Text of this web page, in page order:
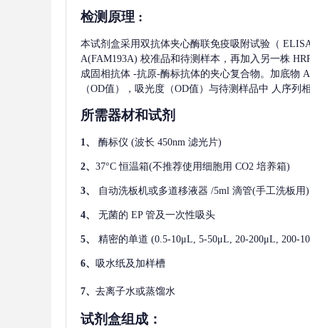
检测原理 :
本试剂盒采用双抗体夹心酶联免疫吸附试验（
A(FAM193A) 校准品和待测样本，再加入另一株
成固相抗体 -抗原-酶标抗体的夹心复合物。加底物
（OD值），吸光度（OD值）与待测样品中 人序列
所需器材和试剂
1、 酶标仪 (波长 450nm 滤光片)
2、 37°C 恒温箱(不推荐使用细胞用 CO2 培养箱)
3、 自动洗板机或多道移液器 /5ml 滴管(手工洗板用)
4、 无菌的 EP 管及一次性吸头
5、 精密的单道 (0.5-10μL, 5-50μL, 20-200μL, 200-
6、 吸水纸及加样槽
7、 去离子水或蒸馏水
试剂盒组成：